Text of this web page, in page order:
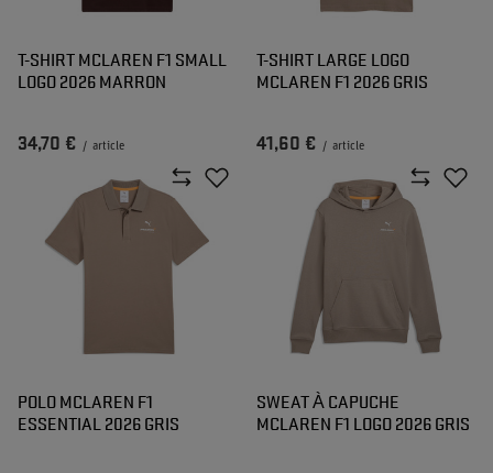
T-SHIRT MCLAREN F1 SMALL
LOGO 2026 MARRON
34,70 € / article
T-SHIRT LARGE LOGO
MCLAREN F1 2026 GRIS
41,60 € / article
POLO MCLAREN F1
ESSENTIAL 2026 GRIS
SWEAT À CAPUCHE
MCLAREN F1 LOGO 2026 GRIS